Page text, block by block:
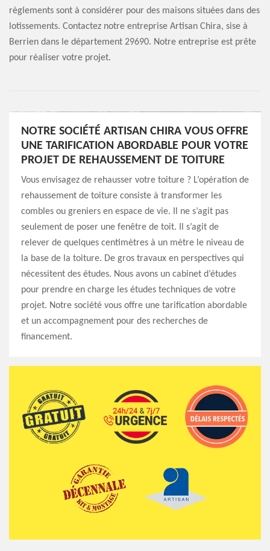
règlements sont à considérer pour des maisons situées dans des
lotissements. Contactez notre entreprise Artisan Chira, sise à
Berrien dans le département 29690. Notre entreprise est prête
pour réaliser votre projet.
NOTRE SOCIÉTÉ ARTISAN CHIRA VOUS OFFRE
UNE TARIFICATION ABORDABLE POUR VOTRE
PROJET DE REHAUSSEMENT DE TOITURE
Vous envisagez de rehausser votre toiture ? L’opération de
rehaussement de toiture consiste à transformer les
combles ou greniers en espace de vie. Il ne s’agit pas
seulement de poser une fenêtre de toit. Il s’agit de
relever de quelques centimètres à un mètre le niveau de
la base de la toiture. De gros travaux en perspectives qui
nécessitent des études. Nous avons un cabinet d’études
pour prendre en charge les études techniques de votre
projet. Notre société vous offre une tarification abordable
et un accompagnement pour des recherches de
financement.